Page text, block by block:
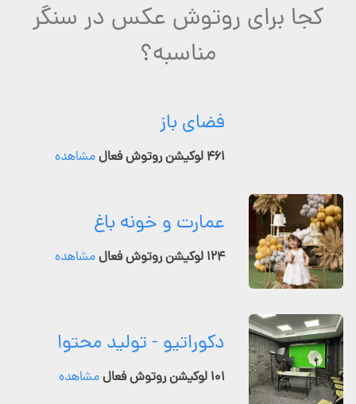
کجا برای روتوش عکس در سنگر
مناسبه؟
فضای باز
۴۶۱ لوکیشن روتوش فعال مشاهده
عمارت و خونه باغ
۱۲۴ لوکیشن روتوش فعال مشاهده
دکوراتیو - تولید محتوا
۱۰۱ لوکیشن روتوش فعال مشاهده